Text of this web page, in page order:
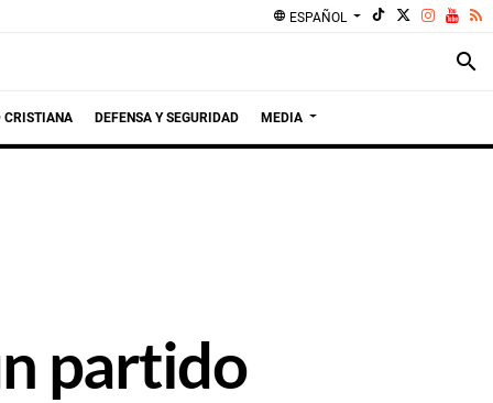
language ESPAÑOL
search
CRISTIANA DEFENSA Y SEGURIDAD MEDIA
partido